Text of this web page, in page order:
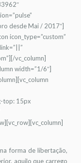
desde Mai / 2017″]
icon_type=”custom”
vc_column]
width=”1/6″]
top: 15px
forma de libertação,
aquilo que carrego